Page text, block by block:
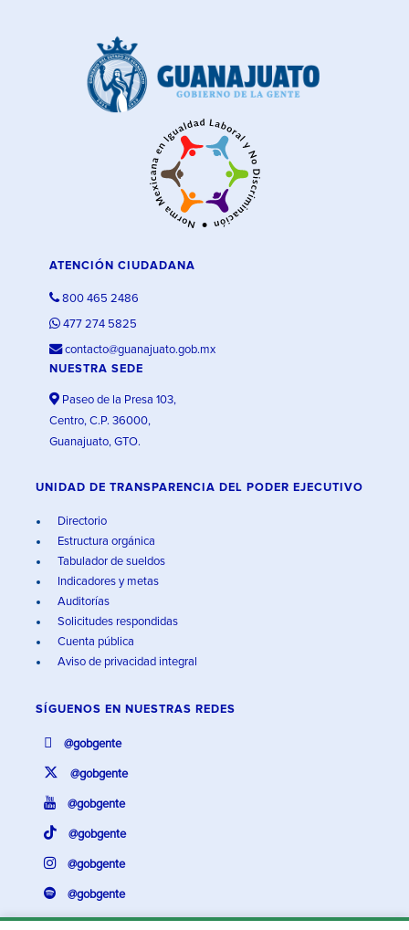
ATENCIÓN CIUDADANA
800 465 2486
477 274 5825
contacto@guanajuato.gob.mx
NUESTRA SEDE
Paseo de la Presa 103,
Centro, C.P. 36000,
Guanajuato, GTO.
UNIDAD DE TRANSPARENCIA DEL PODER EJECUTIVO
Directorio
Estructura orgánica
Tabulador de sueldos
Indicadores y metas
Auditorías
Solicitudes respondidas
Cuenta pública
Aviso de privacidad integral
SÍGUENOS EN NUESTRAS REDES
@gobgente
@gobgente
@gobgente
@gobgente
@gobgente
@gobgente